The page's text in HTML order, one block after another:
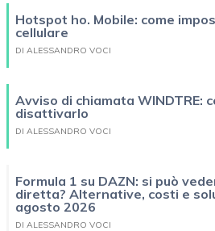
Hotspot ho. Mobile: come
cellulare
DI ALESSANDRO VOCI
Avviso di chiamata WINDTRE:
disattivarlo
DI ALESSANDRO VOCI
Formula 1 su DAZN: si può
diretta? Alternative, costi e
agosto 2026
DI ALESSANDRO VOCI